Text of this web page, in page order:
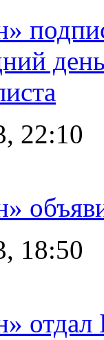
22:10
18:50
отдал